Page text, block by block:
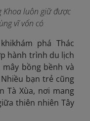
Khoa luôn giữ được
vĩ vốn có
phá Thác
hành trình du lịch
bồng bềnh và
bạn trẻ cũng
Tà Xùa, nơi mang
thiên nhiên Tây